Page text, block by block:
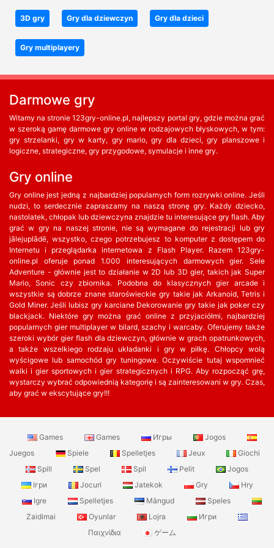
3D gry Gry dla dziewczyn Gry dla dzieci
Gry multiplayery
Darmowe gry
Witamy na stronie 123gry-online.pl, najlepszy portal gry, gdzie można grać
w szeroką gamę darmowe gry online w rodzajowych błyskowych, w tym:
gry strzelanki, gry w karty, gry mario, gry dla dzieci, gry planszowe i
logiczne, strategiczne, gry przygodowe, symulacje i inne gry.
Gry online
Gry online jest jedną z najbardziej popularnych form rozrywki online. Jeśli
nudzi, to serdecznie zapraszamy na naszą stronę gry. Każdy dziecko,
nastolatek, chłopak lub dziewczyna znajdzie tu interesujące gry flash. Aby
grać w gry na naszej stronie, nie są wymagane do rejestracji lub gry
jālejuplādē, wszystko, czego potrzebujesz to komputer z dostępem do
Internetu i przeglądarka internetowa z Flash Player. Razem 123gry-
online.pl oferuje ponad 1.000 interesujących darmowych gier. Sele
Adventure - głównie jest to działanie w 2D lub 3D gier, takich jak Super
Mario, Sonic czy zbiornika. Podobna do klasycznych gier arcade i
wszystkie są dobrze znane staroświeckie gry takie jak Arkanoid, Tetris i
Gold Miner. Jeśli lubisz gry karciane Dekorowanie gry takie jak poker czy
blackjack. Niektóre gry można grać online z przyjaciółmi, najbardziej
popularnych gier multiplayer w bilard, szachy i warcaby. Oferujemy także
szeroki wybór gier flash dla dziewczyn, głównie w grach opatrunkowych,
a także wszelkiego rodzaju układanki i gry w piłkę. Chłopcy wolą
wyścigowe lub samochód gry tuningowe. Oczywiście tutaj wspomnieć
walki i gier sportowych i gier strategicznych i RPG. Aby rozpocząć grę,
wystarczy wybrać odpowiednią kategorię i są zainteresowani w gry. Czas,
aby grać w ekscytujące gry!!!
Games Games Игры
Jogos
Juegos
Spiele Spelletjes Jeux
Giochi
Spill
Spel Spil Pelit
Jogos
Ігри
Jocuri Jatekok Gry
Hry
Igre
Spelletjes Mängud
Speles
Zaidimai
Oyunlar Lojra
Игри
Παιχνίδια
ゲーム